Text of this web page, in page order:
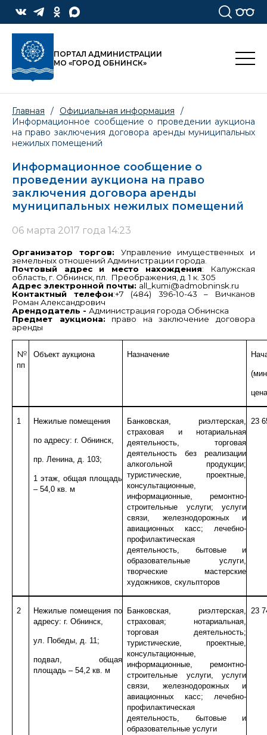
ПОРТАЛ АДМИНИСТРАЦИИ
МО «ГОРОД ОБНИНСК»
Главная / Официальная информация
/
Информационное сообщение о проведении аукциона
на право заключения договора аренды муниципальных
нежилых помещений
Информационное сообщение о
проведении аукциона на право
заключения договора аренды
муниципальных нежилых помещений
06 марта 2017 года 14:23
Организатор торгов: Управление имущественных и
земельных отношений Администрации города.
Почтовый адрес и место нахождения: Калужская
область, г. Обнинск, пл. Преображения, д. 1 к. 305
Адрес электронной почты: all_kumi@admobninsk.ru
Контактный телефон:+7 (484) 396-10-43 – Вичканов
Роман Александрович
Арендодатель - Администрация города Обнинска
Предмет аукциона: право на заключение договора
аренды
№
пп
Объект аукциона Назначение
1 Нежилые помещения
по адресу: г. Обнинск,
пр. Ленина, д. 103;
1 этаж, общая площадь
– 54,0 кв. м
Банковская, риэлтерская,
страховая и нотариальная
деятельность, торговая
деятельность без реализации
алкогольной продукции;
туристические, проектные,
консультационные,
информационные, ремонтно-
строительные услуги; услуги
связи, железнодорожных и
авиационных касс; лечебно-
профилактическая
деятельность, бытовые и
образовательные услуги,
творческие мастерские
художников, скульпторов
23
2
Нежилые помещения по
адресу: г. Обнинск,
ул. Победы, д. 11;
подвал, общая
площадь – 54,2 кв. м
Банковская, риэлтерская,
страховая; нотариальная,
торговая деятельность;
туристические, проектные,
консультационные,
информационные, ремонтно-
строительные услуги, услуги
связи, железнодорожных и
авиационных касс; лечебно-
профилактическая
деятельность, бытовые и
образовательные услуги
23